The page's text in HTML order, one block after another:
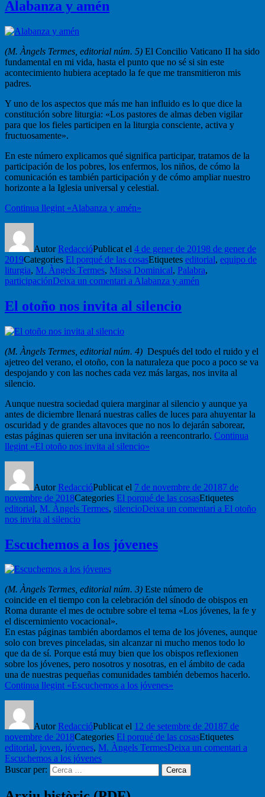
Alabanza y amén
(M. Àngels Termes, editorial núm. 5) El Concilio Vaticano II ha sido
fundamental en mi vida, hasta el punto que no sé si sin este
acontecimiento hubiera aceptado la fe que me transmitieron mis
padres.
Y uno de los aspectos que más me han influido es lo que dice la
constitución sobre liturgia: «Los pastores de almas deben vigilar
para que los fieles participen en la liturgia consciente, activa y
fructuosamente».
En este número explicamos qué significa participar, tratamos de la
participación de los pobres, los enfermos, los niños, de cómo la
comunicación es también participación y de cómo ampliar nuestro
horizonte a la Iglesia universal y celestial.
Continua llegint «Alabanza y amén»
AutorRedaccióPublicat el 4 de gener de 20198 de gener de
2019Categories El porqué de las cosasEtiquetes editorial, equipo de
liturgia, M. Àngels Termes, Missa Dominical, Palabra,
participaciónDeixa un comentari a Alabanza y amén
El otoño nos invita al silencio
(M. Àngels Termes, editorial núm. 4) Después del todo el ruido y el
ajetreo del verano, el otoño, con la naturaleza que poco a poco se va
despojando y con las noches cada vez más largas, nos invita al
silencio.
Aunque nuestra sociedad quiera marginar al silencio y aunque ya
antes de diciembre llenará nuestras calles de luces para ahuyentar la
oscuridad y de grandes altavoces que no nos lo dejarán saborear,
estas páginas quieren ser una invitación a reencontrarlo. Continua
llegint «El otoño nos invita al silencio»
AutorRedaccióPublicat el 7 de novembre de 20187 de
novembre de 2018Categories El porqué de las cosasEtiquetes
editorial, M. Àngels Termes, silencioDeixa un comentari a El otoño
nos invita al silencio
Escuchemos a los jóvenes
(M. Àngels Termes, editorial núm. 3) Este número de
coincide en el tiempo con la celebración del sínodo de obispos en
Roma durante el mes de octubre sobre el tema «Los jóvenes, la fe y
el discernimiento vocacional».
En estas páginas también abordamos el tema de los jóvenes, aunque
solo con breves pinceladas, sin alcanzar ni mucho menos todo lo
que da de sí. Porque está muy bien que los obispos reflexionen
sobre los jóvenes, pero nosotros y nosotras, en el ámbito de cada
una de nuestras pequeñas comunidades también debemos hacerlo.
Continua llegint «Escuchemos a los jóvenes»
AutorRedaccióPublicat el 12 de setembre de 20187 de
novembre de 2018Categories El porqué de las cosasEtiquetes
editorial, joven, jóvenes, M. Àngels TermesDeixa un comentari a
Escuchemos a los jóvenes
Buscar per:
Cerca